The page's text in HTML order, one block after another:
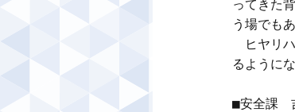
ってきた
う場でも
ヒヤリハ
るように
■安全課　